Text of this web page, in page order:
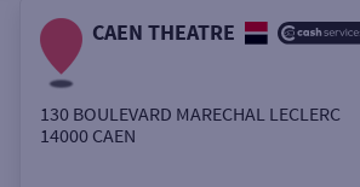
Autour de moi
CAEN THEATRE
130 BOULEVARD MARECHAL LECLERC
14000 CAEN